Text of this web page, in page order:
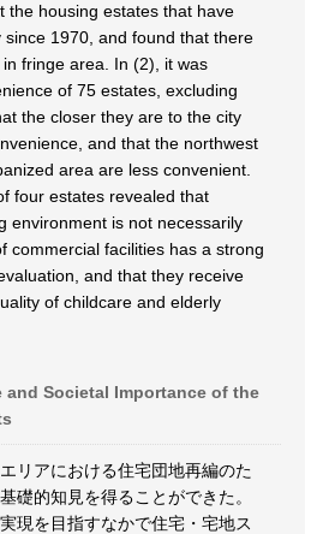
the housing estates that have
1970, and found that there
fringe area. In (2), it was
of 75 estates, excluding
the closer they are to the city
and that the northwest
area are less convenient.
four estates revealed that
environment is not necessarily
commercial facilities has a strong
and that they receive
of childcare and elderly
and Societal Importance of the
リアにおける住宅団地再編のた
礎的知見を得ることができた。
現を目指すなかで住宅・宅地ス